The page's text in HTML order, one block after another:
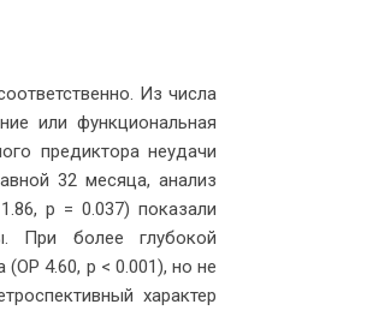
Из числа
или функциональная
предиктора неудачи
32 месяца, анализ
p = 0.037) показали
При более глубокой
4.60, p < 0.001), но не
характер